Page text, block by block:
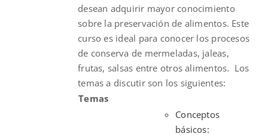
desean adquirir mayor conocimiento
sobre la preservación de alimentos. Este
curso es ideal para conocer los procesos
de conserva de mermeladas, jaleas,
frutas, salsas entre otros alimentos. Los
temas a discutir son los siguientes:
Temas
Conceptos
básicos: